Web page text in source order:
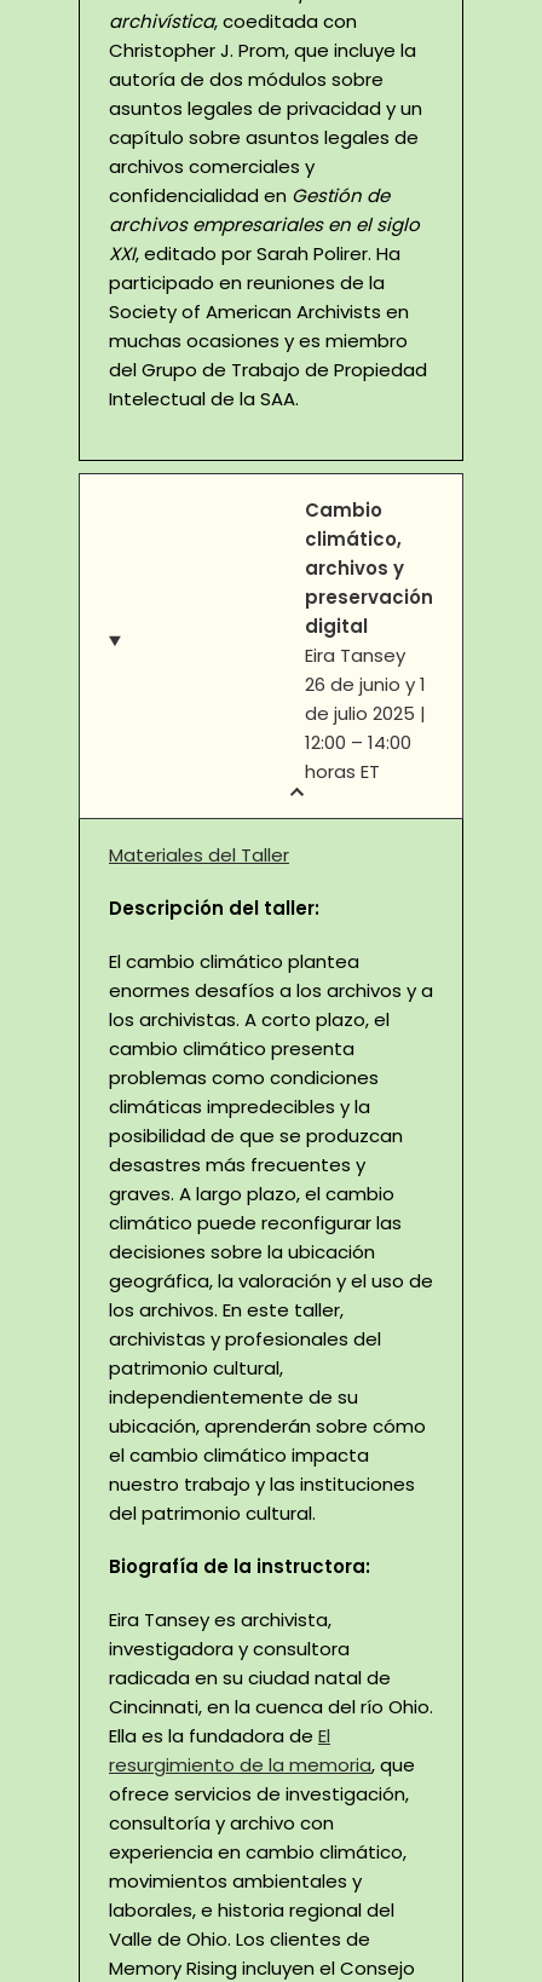
archivística, coeditada con
Christopher J. Prom, que incluye la
autoría de dos módulos sobre
asuntos legales de privacidad y un
capítulo sobre asuntos legales de
archivos comerciales y
confidencialidad en Gestión de
archivos empresariales en el siglo
XXI, editado por Sarah Polirer. Ha
participado en reuniones de la
Society of American Archivists en
muchas ocasiones y es miembro
del Grupo de Trabajo de Propiedad
Intelectual de la SAA.
Cambio
climático,
archivos y
preservación
digital
Eira Tansey
26 de junio y 1
de julio 2025 |
12:00 – 14:00
horas ET
Materiales del Taller
Descripción del taller:
El cambio climático plantea
enormes desafíos a los archivos y a
los archivistas. A corto plazo, el
cambio climático presenta
problemas como condiciones
climáticas impredecibles y la
posibilidad de que se produzcan
desastres más frecuentes y
graves. A largo plazo, el cambio
climático puede reconfigurar las
decisiones sobre la ubicación
geográfica, la valoración y el uso de
los archivos. En este taller,
archivistas y profesionales del
patrimonio cultural,
independientemente de su
ubicación, aprenderán sobre cómo
el cambio climático impacta
nuestro trabajo y las instituciones
del patrimonio cultural.
Biografía de la instructora:
Eira Tansey es archivista,
investigadora y consultora
radicada en su ciudad natal de
Cincinnati, en la cuenca del río Ohio.
Ella es la fundadora de El
resurgimiento de la memoria, que
ofrece servicios de investigación,
consultoría y archivo con
experiencia en cambio climático,
movimientos ambientales y
laborales, e historia regional del
Valle de Ohio. Los clientes de
Memory Rising incluyen el Consejo